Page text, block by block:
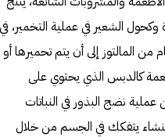
الشعير في عملية التخمير، في
المالتوز إلى أن يتم تحميرها أو
كالدبس الذي يحتوي على
عملية نضج البذور في النباتات
يتفكك في الجسم من خلال